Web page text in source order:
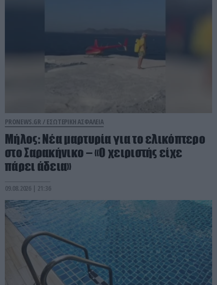
PRONEWS.GR / ΕΣΩΤΕΡΙΚΗ ΑΣΦΑΛΕΙΑ
Μήλος: Νέα μαρτυρία για το ελικόπτερο
στο Σαρακήνικο – «Ο χειριστής είχε
πάρει άδεια»
09.08.2026 | 21:36